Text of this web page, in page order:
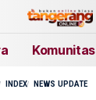
Komunitas
INDEX NEWS UPDATE